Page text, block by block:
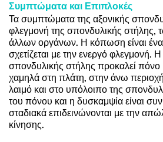
Συμπτώματα και Επιπλοκές
Τα συμπτώματα της αξονικής
φλεγμονή της σπονδυλικής στήλης,
άλλων οργάνων. Η κόπωση είναι
σχετίζεται με την ενεργό φλεγμονή.
σπονδυλικής στήλης προκαλεί πόνο
χαμηλά στη πλάτη, στην άνω
λαιμό και στο υπόλοιπο της
του πόνου και η δυσκαμψία είναι
σταδιακά επιδεινώνονται με την
κίνησης.